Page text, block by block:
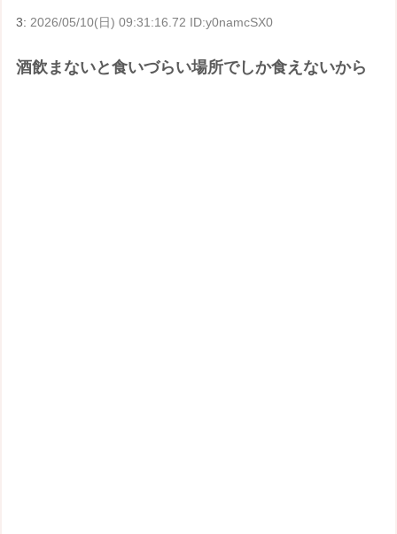
3: 2026/05/10(日) 09:31:16.72 ID:y0namcSX0
酒飲まないと食いづらい場所でしか食えないから